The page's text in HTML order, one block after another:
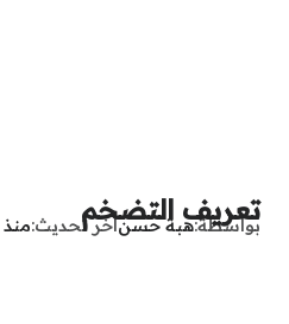
تعريف التضخم
بواسطةهبة حسنآخر تحديث